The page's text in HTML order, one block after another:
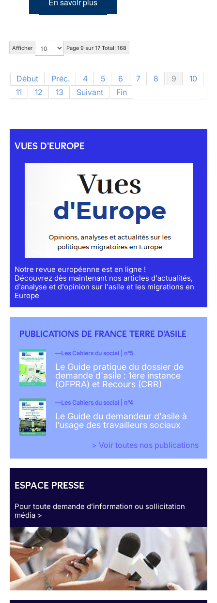
Afficher Page 9 sur 17 Total: 168
Début Préc. 4 5 6 7 8 9
10
11
12 13 Suivant Fin
VUES D'EUROPE
Notre revue européenne est en ligne !
Découvrez dès maintenant nos articles d'actualités,
d'analyse et d'opinion sur l'asile et les migrations en
Europe
PUBLICATIONS DE FRANCE TERRE D'ASILE
Les Cahiers du social | n°5
Le Guide pratique du dossier de
demande d'asile : 1ère instance
(OFPRA) et Recours (CRR)
Les Cahiers du social | n°4
Le Guide du demandeur d'asile à
l'usage des travailleurs sociaux
> Voir toutes nos publications
ESPACE PRESSE
Pour toute demande d’information ou sollicitation
média >